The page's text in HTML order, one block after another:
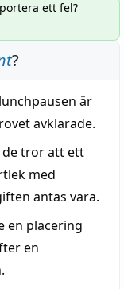
ett fel?
?
är
avklarade.
de tror att ett
med
antas vara.
en placering
en